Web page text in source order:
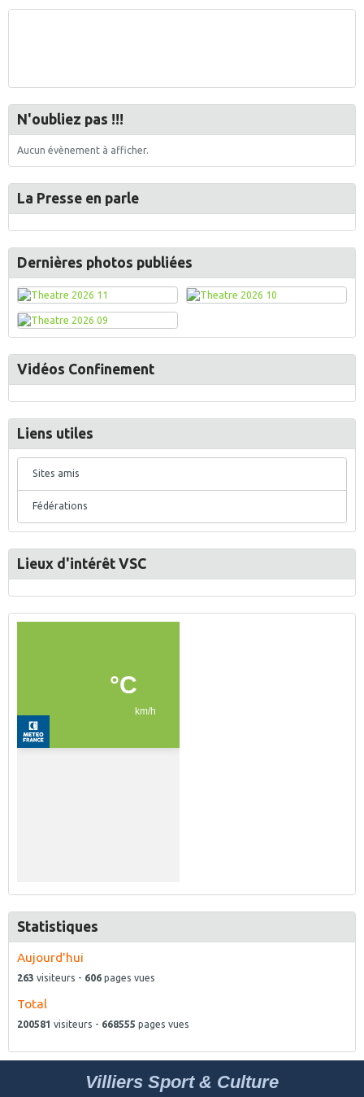
N'oubliez pas !!!
Aucun évènement à afficher.
La Presse en parle
Dernières photos publiées
Vidéos Confinement
Liens utiles
Sites amis
Fédérations
Lieux d'intérêt VSC
Statistiques
Aujourd'hui
263 visiteurs - 606 pages vues
Total
200581 visiteurs - 668555 pages vues
Villiers Sport & Culture